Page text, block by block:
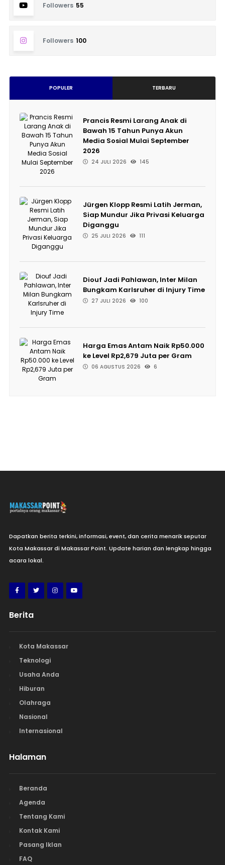
Followers 55
Followers 100
POPULER TERBARU
Prancis Resmi Larang Anak di
Bawah 15 Tahun Punya Akun
Media Sosial Mulai September
2026
24 JULI 2026 145
Jürgen Klopp Resmi Latih Jerman,
Siap Mundur Jika Privasi Keluarga
Diganggu
25 JULI 2026 111
Diouf Jadi Pahlawan, Inter Milan
Bungkam Karlsruher di Injury Time
27 JULI 2026 100
Harga Emas Antam Naik Rp50.000
ke Level Rp2,679 Juta per Gram
06 AGUSTUS 2026 6
Dapatkan berita terkini, informasi, event, dan cerita menarik seputar
Kota Makassar di Makassar Point. Update harian dan lengkap hingga
acara lokal.
Berita
Kota Makassar
Teknologi
Usaha Anda
Hiburan
Olahraga
Nasional
Internasional
Halaman
Beranda
Agenda
Tentang Kami
Kontak Kami
Pasang Iklan
FAQ